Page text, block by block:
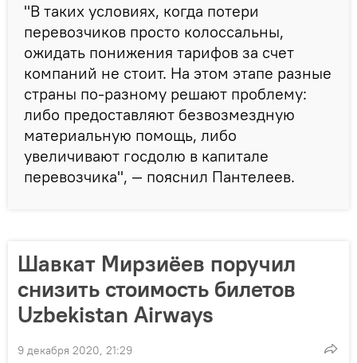
"В таких условиях, когда потери
перевозчиков просто колоссальны,
ожидать понижения тарифов за счет
компаний не стоит. На этом этапе разные
страны по-разному решают проблему:
либо предоставляют безвозмездную
материальную помощь, либо
увеличивают госдолю в капитале
перевозчика", — пояснил Пантелеев.
Шавкат Мирзиёев поручил
снизить стоимость билетов
Uzbekistan Airways
9 декабря 2020, 21:29